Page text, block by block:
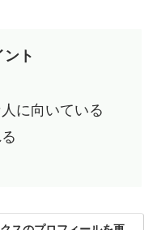
ント
に向いている